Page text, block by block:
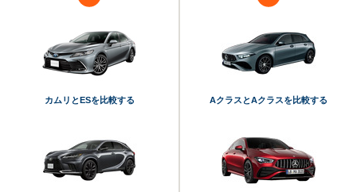
カムリとESを比較する AクラスとAクラスを比較する